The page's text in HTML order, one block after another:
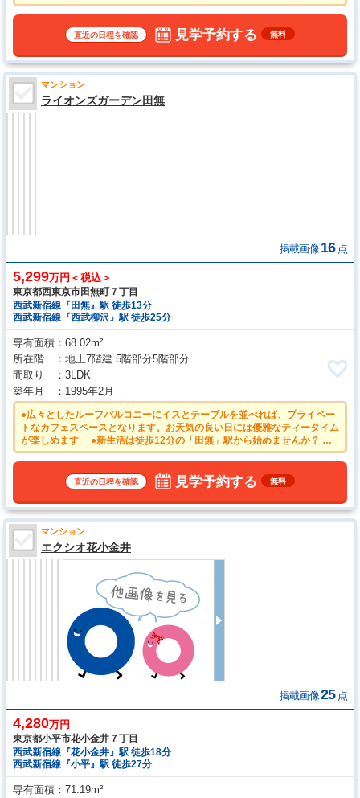
直近の日程を確認 見学予約する 無料
マンション
ライオンズガーデン田無
掲載画像 16 点
5,299万円＜税込＞
東京都西東京市田無町７丁目
西武新宿線『田無』駅 徒歩13分
西武新宿線『西武柳沢』駅 徒歩25分
専有面積
68.02m²
所在階
地上7階建 5階部分5階部分
間取り
3LDK
築年月
1995年2月
●広々としたルーフバルコニーにイスとテーブルを並べれば、プライベー
トなカフェスペースとなります。お天気の良い日には優雅なティータイム
が楽しめます ●新生活は徒歩12分の「田無」駅から始めませんか？
●家族との会話も弾む対面式キッチン ●全居室収納スペース付き ●平
事、諸費用の事など、小さな疑問もお気軽にご連絡・ご相談下さい
直近の日程を確認 見学予約する 無料
マンション
エクシオ花小金井
掲載画像25 点
4,280万円
東京都小平市花小金井７丁目
西武新宿線『花小金井』駅 徒歩18分
西武新宿線『小平』駅 徒歩27分
専有面積
71.19m²